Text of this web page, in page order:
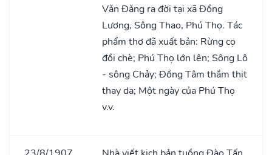
Vǎn Đǎng ra đời tại xã Đồng
Lương, Sông Thao, Phú Thọ. Tác
phẩm thơ đã xuất bản: Rừng cọ
đồi chè; Phú Thọ lớn lên; Sông Lô
- sông Chảy; Đồng Tâm thắm thịt
thay da; Một ngày của Phú Thọ
v.v.